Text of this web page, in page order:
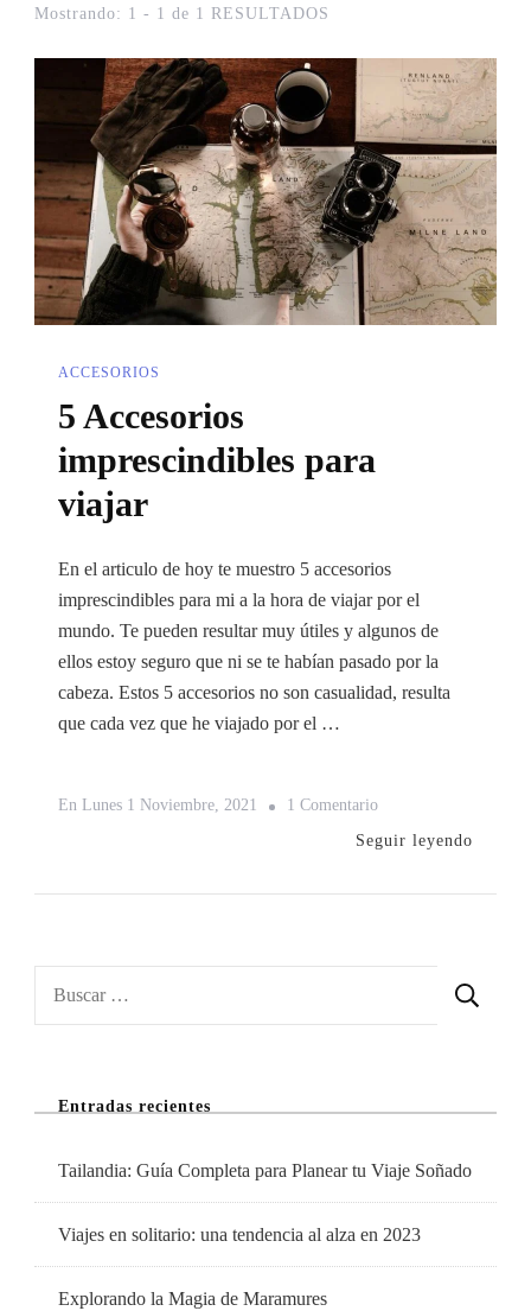
Mostrando: 1 - 1 de 1 RESULTADOS
ACCESORIOS
5 Accesorios
imprescindibles para
viajar
En el articulo de hoy te muestro 5 accesorios
imprescindibles para mi a la hora de viajar por el
mundo. Te pueden resultar muy útiles y algunos de
ellos estoy seguro que ni se te habían pasado por la
cabeza. Estos 5 accesorios no son casualidad, resulta
que cada vez que he viajado por el …
En Lunes 1 Noviembre, 2021 1 ComentarioEn
5
Seguir leyendo
Entradas recientes
Tailandia: Guía Completa para Planear tu Viaje Soñado
Viajes en solitario: una tendencia al alza en 2023
Explorando la Magia de Maramures